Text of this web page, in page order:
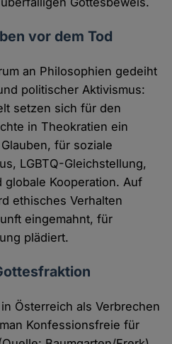
vor dem Tod
an Philosophien gedeiht
politischer Aktivismus:
setzen sich für den
in Theokratien ein
für soziale
LGBTQ-Gleichstellung,
Kooperation. Auf
ethisches Verhalten
eingemahnt, für
plädiert.
Österreich als Verbrechen
Konfessionsfreie für